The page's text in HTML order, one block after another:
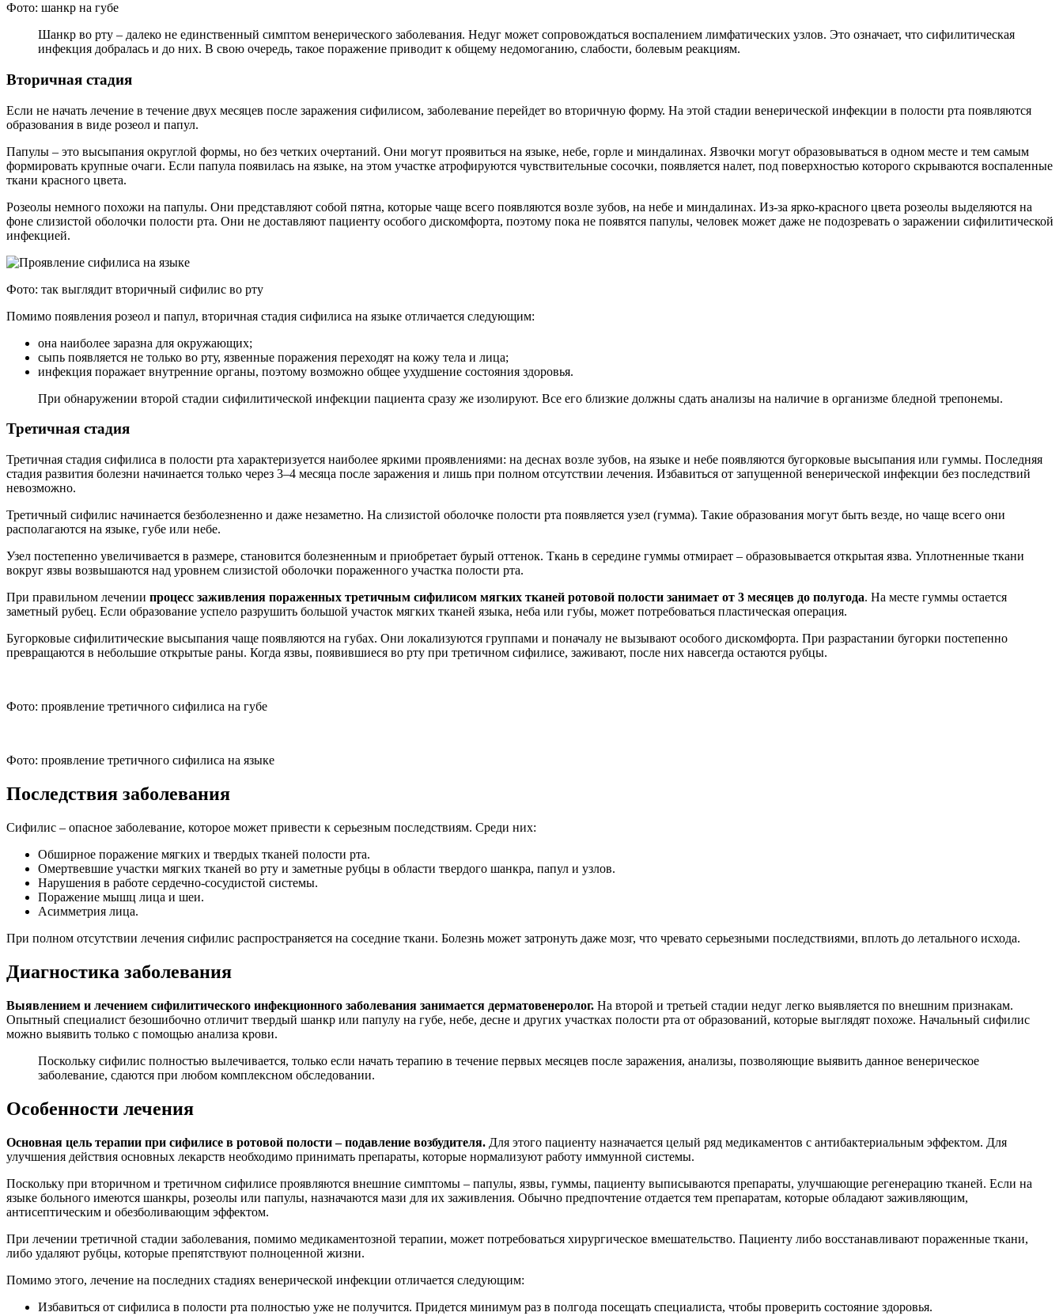
Фото: шанкр на губе
Шанкр во рту – далеко не единственный симптом венерического заболевания. Недуг может сопровождаться воспалением лимфатических узлов. Это означает, что сифилитическая
инфекция добралась и до них. В свою очередь, такое поражение приводит к общему недомоганию, слабости, болевым реакциям.
Вторичная стадия
Если не начать лечение в течение двух месяцев после заражения сифилисом, заболевание перейдет во вторичную форму. На этой стадии венерической инфекции в полости рта появляются
образования в виде розеол и папул.
Папулы – это высыпания округлой формы, но без четких очертаний. Они могут проявиться на языке, небе, горле и миндалинах. Язвочки могут образовываться в одном месте и тем самым
формировать крупные очаги. Если папула появилась на языке, на этом участке атрофируются чувствительные сосочки, появляется налет, под поверхностью которого скрываются воспаленные
ткани красного цвета.
Розеолы немного похожи на папулы. Они представляют собой пятна, которые чаще всего появляются возле зубов, на небе и миндалинах. Из-за ярко-красного цвета розеолы выделяются на
фоне слизистой оболочки полости рта. Они не доставляют пациенту особого дискомфорта, поэтому пока не появятся папулы, человек может даже не подозревать о заражении сифилитической
инфекцией.
Фото: так выглядит вторичный сифилис во рту
Помимо появления розеол и папул, вторичная стадия сифилиса на языке отличается следующим:
она наиболее заразна для окружающих;
сыпь появляется не только во рту, язвенные поражения переходят на кожу тела и лица;
инфекция поражает внутренние органы, поэтому возможно общее ухудшение состояния здоровья.
При обнаружении второй стадии сифилитической инфекции пациента сразу же изолируют. Все его близкие должны сдать анализы на наличие в организме бледной трепонемы.
Третичная стадия
Третичная стадия сифилиса в полости рта характеризуется наиболее яркими проявлениями: на деснах возле зубов, на языке и небе появляются бугорковые высыпания или гуммы. Последняя
стадия развития болезни начинается только через 3–4 месяца после заражения и лишь при полном отсутствии лечения. Избавиться от запущенной венерической инфекции без последствий
невозможно.
Третичный сифилис начинается безболезненно и даже незаметно. На слизистой оболочке полости рта появляется узел (гумма). Такие образования могут быть везде, но чаще всего они
располагаются на языке, губе или небе.
Узел постепенно увеличивается в размере, становится болезненным и приобретает бурый оттенок. Ткань в середине гуммы отмирает – образовывается открытая язва. Уплотненные ткани
вокруг язвы возвышаются над уровнем слизистой оболочки пораженного участка полости рта.
При правильном лечении процесс заживления пораженных третичным сифилисом мягких тканей ротовой полости занимает от 3 месяцев до полугода. На месте гуммы остается
заметный рубец. Если образование успело разрушить большой участок мягких тканей языка, неба или губы, может потребоваться пластическая операция.
Бугорковые сифилитические высыпания чаще появляются на губах. Они локализуются группами и поначалу не вызывают особого дискомфорта. При разрастании бугорки постепенно
превращаются в небольшие открытые раны. Когда язвы, появившиеся во рту при третичном сифилисе, заживают, после них навсегда остаются рубцы.
Фото: проявление третичного сифилиса на губе
Фото: проявление третичного сифилиса на языке
Последствия заболевания
Сифилис – опасное заболевание, которое может привести к серьезным последствиям. Среди них:
Обширное поражение мягких и твердых тканей полости рта.
Омертвевшие участки мягких тканей во рту и заметные рубцы в области твердого шанкра, папул и узлов.
Нарушения в работе сердечно-сосудистой системы.
Поражение мышц лица и шеи.
Асимметрия лица.
При полном отсутствии лечения сифилис распространяется на соседние ткани. Болезнь может затронуть даже мозг, что чревато серьезными последствиями, вплоть до летального исхода.
Диагностика заболевания
Выявлением и лечением сифилитического инфекционного заболевания занимается дерматовенеролог. На второй и третьей стадии недуг легко выявляется по внешним признакам.
Опытный специалист безошибочно отличит твердый шанкр или папулу на губе, небе, десне и других участках полости рта от образований, которые выглядят похоже. Начальный сифилис
можно выявить только с помощью анализа крови.
Поскольку сифилис полностью вылечивается, только если начать терапию в течение первых месяцев после заражения, анализы, позволяющие выявить данное венерическое
заболевание, сдаются при любом комплексном обследовании.
Особенности лечения
Основная цель терапии при сифилисе в ротовой полости – подавление возбудителя. Для этого пациенту назначается целый ряд медикаментов с антибактериальным эффектом. Для
улучшения действия основных лекарств необходимо принимать препараты, которые нормализуют работу иммунной системы.
Поскольку при вторичном и третичном сифилисе проявляются внешние симптомы – папулы, язвы, гуммы, пациенту выписываются препараты, улучшающие регенерацию тканей. Если на
языке больного имеются шанкры, розеолы или папулы, назначаются мази для их заживления. Обычно предпочтение отдается тем препаратам, которые обладают заживляющим,
антисептическим и обезболивающим эффектом.
При лечении третичной стадии заболевания, помимо медикаментозной терапии, может потребоваться хирургическое вмешательство. Пациенту либо восстанавливают пораженные ткани,
либо удаляют рубцы, которые препятствуют полноценной жизни.
Помимо этого, лечение на последних стадиях венерической инфекции отличается следующим:
Избавиться от сифилиса в полости рта полностью уже не получится. Придется минимум раз в полгода посещать специалиста, чтобы проверить состояние здоровья.